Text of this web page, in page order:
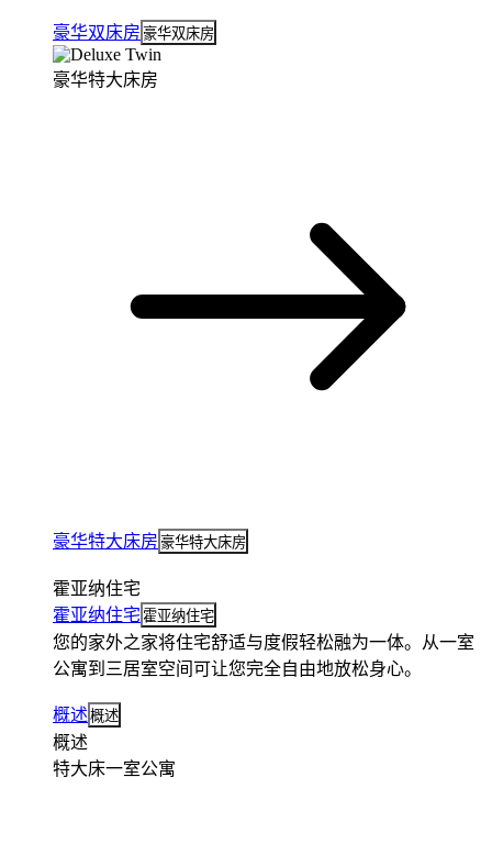
豪华双床房 豪华双床房
豪华特大床房
豪华特大床房 豪华特大床房
霍亚纳住宅
霍亚纳住宅 霍亚纳住宅
您的家外之家将住宅舒适与度假轻松融为一体。从一室
公寓到三居室空间可让您完全自由地放松身心。
概述 概述
概述
特大床一室公寓